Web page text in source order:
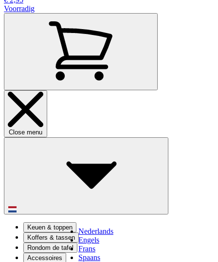
Voorradig
Close menu
Nederlands
Engels
Frans
Spaans
Keuen & toppen
Koffers & tassen
Rondom de tafel
Accessoires